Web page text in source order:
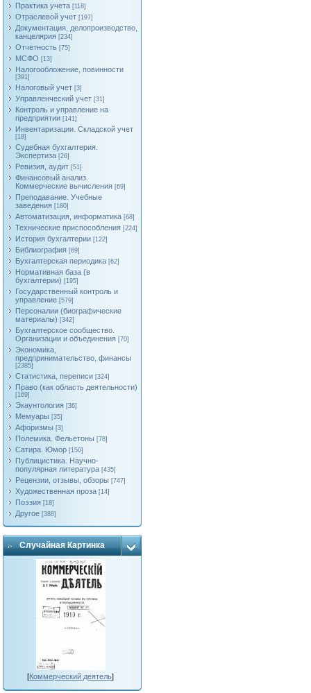
Практика учета [118]
Отраслевой учет [197]
Документация, делопроизводство,
канцелярия [234]
Отчетность [75]
МСФО [13]
Налогообложение, повинности
[391]
Налоговый учет [3]
Управленческий учет [31]
Контроль и управление на
предприятии [141]
Инвентаризации. Складской учет
[18]
Судебная бухгалтерия.
Экспертиза [26]
Ревизия, аудит [51]
Финансовый анализ.
Коммерческие вычисления [69]
Преподавание. Учебные
заведения [180]
Автоматизация, информатика [68]
Технические приспособления [224]
История бухгалтерии [122]
Библиография [69]
Бухгалтерская периодика [62]
Нормативная база (в
бухгалтерии) [195]
Государственный контроль и
управление [579]
Персоналии (биографические
материалы) [342]
Бухгалтерское сообщество.
Организации и объединения [70]
Экономика,
предпринимательство, финансы
[2385]
Статистика, переписи [324]
Право (как область деятельности)
[169]
Экаунтология [36]
Мемуары [35]
Афоризмы [3]
Полемика. Фельетоны [78]
Сатира. Юмор [150]
Публицистика. Научно-
популярная литература [435]
Рецензии, отзывы, обзоры [747]
Художественная проза [14]
Поэзия [18]
Другое [388]
Случайная Картинка
[Коммерческий деятель]